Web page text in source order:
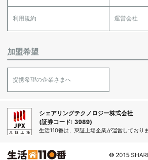
利用規約 運営会社
加盟希望
提携希望の企業さまへ
シェアリングテクノロジー株式会社
(証券コード: 3989)
生活110番は、東証上場企業が運営しておりま
© 2015